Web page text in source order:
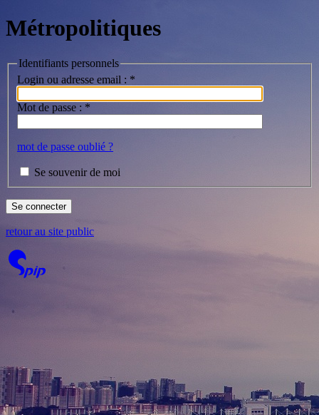
Métropolitiques
Identifiants personnels
Login ou adresse email : *
Mot de passe : *
mot de passe oublié ?
Se souvenir de moi
retour au site public